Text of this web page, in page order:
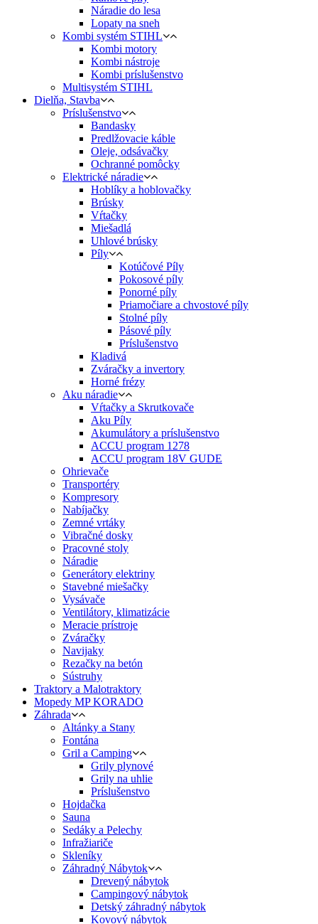
Náradie do lesa
Lopaty na sneh
Kombi systém STIHL
Kombi motory
Kombi nástroje
Kombi príslušenstvo
Multisystém STIHL
Dielňa, Stavba
Príslušenstvo
Bandasky
Predlžovacie káble
Oleje, odsávačky
Ochranné pomôcky
Elektrické náradie
Hoblíky a hoblovačky
Brúsky
Vŕtačky
Miešadlá
Uhlové brúsky
Píly
Kotúčové Píly
Pokosové píly
Ponorné píly
Priamočiare a chvostové píly
Stolné píly
Pásové píly
Príslušenstvo
Kladivá
Zváračky a invertory
Horné frézy
Aku náradie
Vŕtačky a Skrutkovače
Aku Píly
Akumulátory a príslušenstvo
ACCU program 1278
ACCU program 18V GUDE
Ohrievače
Transportéry
Kompresory
Nabíjačky
Zemné vrtáky
Vibračné dosky
Pracovné stoly
Náradie
Generátory elektriny
Stavebné miešačky
Vysávače
Ventilátory, klimatizácie
Meracie prístroje
Zváračky
Navijaky
Rezačky na betón
Sústruhy
Traktory a Malotraktory
Mopedy MP KORADO
Záhrada
Altánky a Stany
Fontána
Gril a Camping
Grily plynové
Grily na uhlie
Príslušenstvo
Hojdačka
Sauna
Sedáky a Pelechy
Infražiariče
Skleníky
Záhradný Nábytok
Drevený nábytok
Campingový nábytok
Detský záhradný nábytok
Kovový nábytok